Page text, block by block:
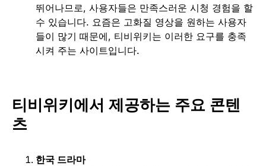
뛰어나므로, 사용자들은 만족스러운 시청 경험을 할
수 있습니다. 요즘은 고화질 영상을 원하는 사용자
들이 많기 때문에, 티비위키는 이러한 요구를 충족
시켜 주는 사이트입니다.
티비위키에서 제공하는 주요 콘텐
츠
한국 드라마